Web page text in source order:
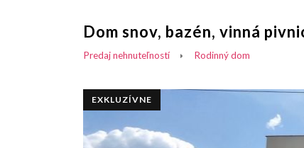
Dom snov, bazén, vinná
Predaj nehnuteľností Rodinný dom
EXKLUZÍVNE